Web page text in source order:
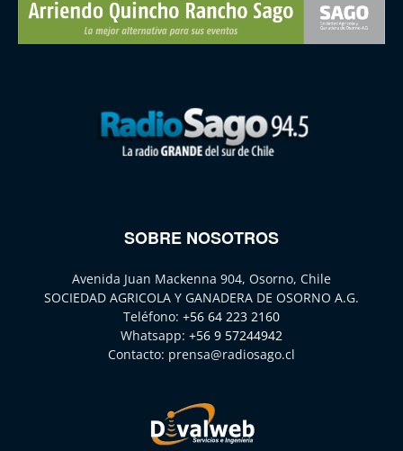
SOBRE NOSOTROS
Avenida Juan Mackenna 904, Osorno, Chile
SOCIEDAD AGRICOLA Y GANADERA DE OSORNO A.G.
Teléfono: +56 64 223 2160
Whatsapp: +56 9 57244942
Contacto: prensa@radiosago.cl